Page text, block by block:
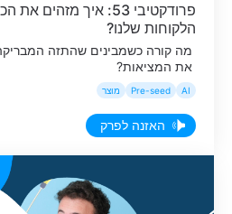
פרודקטיבי 53: איך
הלקוחות שלנו?
מה קורה כשמבינים שהתזה
את המציאות?
AI
Pre-seed מוצר
האזנה לפרק